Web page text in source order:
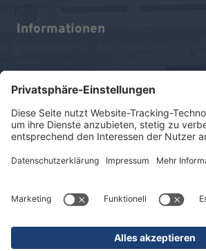
Informationen
Impressum
Datenschutz
Sitemap